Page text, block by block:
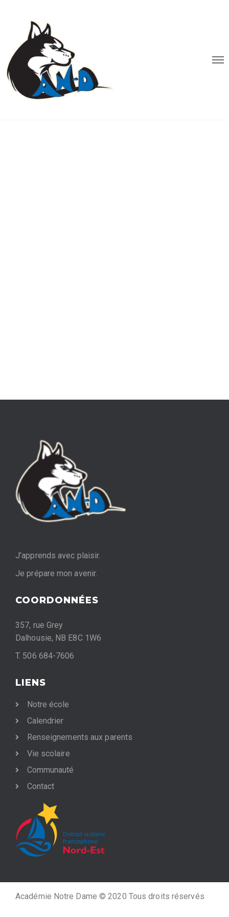
J’apprends avec plaisir.
Je prépare mon avenir.
COORDONNÉES
357, rue Grey
Dalhousie, NB E8C 1W6
T. 506 684-7606
LIENS
Notre école
Calendrier
Renseignements aux parents
Vie scolaire
Communauté
Contact
Académie Notre Dame © 2020 Tous droits réservés